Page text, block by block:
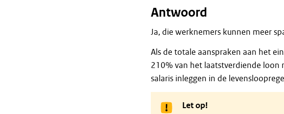
Antwoord
Ja, die werknemers kunnen meer
Als de totale aanspraken aan het
210% van het laatstverdiende loon
salaris inleggen in de
Let op!